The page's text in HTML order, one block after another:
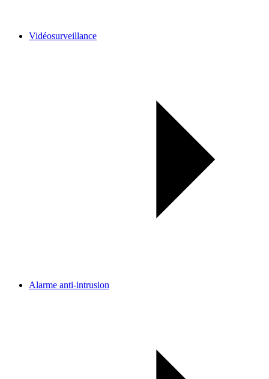
Vidéosurveillance
Alarme anti-intrusion